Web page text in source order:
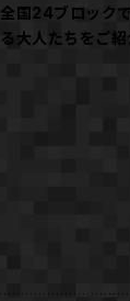
全国24ブロック
る大人たちをご